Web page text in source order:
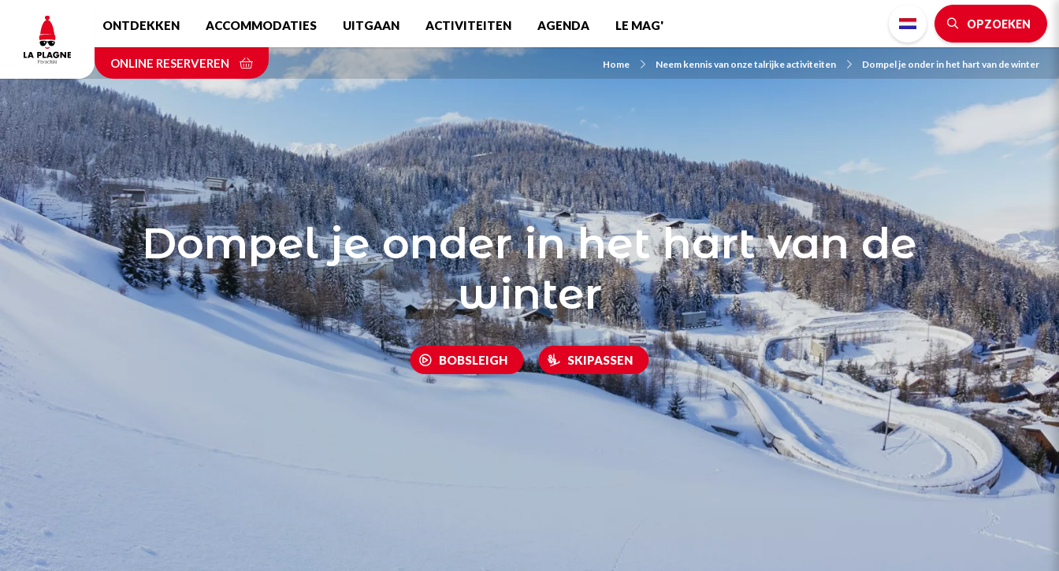
content
ONTDEKKEN ACCOMMODATIES UITGAAN ACTIVITEITEN AGENDA LE MAG' OPZOEKEN
ONLINE RESERVEREN Home Neem kennis van onze talrijke activiteiten Dompel je onder in het hart van de winter
Dompel je onder in het hart van de
winter
BOBSLEIGH SKIPASSEN